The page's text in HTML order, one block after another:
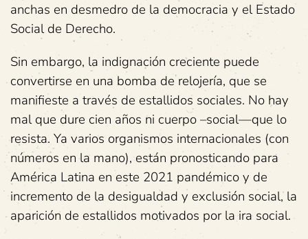
anchas en desmedro de la democracia y el Estado
Social de Derecho.
Sin embargo, la indignación creciente puede
convertirse en una bomba de relojería, que se
manifieste a través de estallidos sociales. No hay
mal que dure cien años ni cuerpo –social—que lo
resista. Ya varios organismos internacionales (con
números en la mano), están pronosticando para
América Latina en este 2021 pandémico y de
incremento de la desigualdad y exclusión social, la
aparición de estallidos motivados por la ira social.